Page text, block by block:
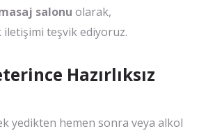
salonu olarak,
iletişimi teşvik ediyoruz.
Hazırlıksız
yedikten hemen sonra veya alkol